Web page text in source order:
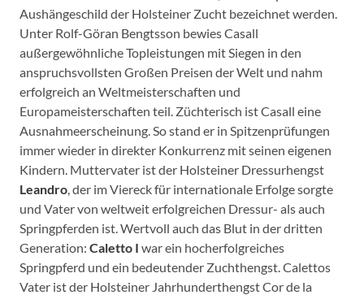
Aushängeschild der Holsteiner Zucht bezeichnet werden.
Unter Rolf-Göran Bengtsson bewies Casall
außergewöhnliche Topleistungen mit Siegen in den
anspruchsvollsten Großen Preisen der Welt und nahm
erfolgreich an Weltmeisterschaften und
Europameisterschaften teil. Züchterisch ist Casall eine
Ausnahmeerscheinung. So stand er in Spitzenprüfungen
immer wieder in direkter Konkurrenz mit seinen eigenen
Kindern. Muttervater ist der Holsteiner Dressurhengst
Leandro, der im Viereck für internationale Erfolge sorgte
und Vater von weltweit erfolgreichen Dressur- als auch
Springpferden ist. Wertvoll auch das Blut in der dritten
Generation: Caletto I war ein hocherfolgreiches
Springpferd und ein bedeutender Zuchthengst. Calettos
Vater ist der Holsteiner Jahrhunderthengst Cor de la